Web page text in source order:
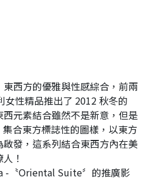
西方的優雅與性感綜合，前兩
女性精品推出了 2012 秋冬的
西元素結合雖然不是新意，但是
合東方標誌性的圖樣，以東方
發，這系列結合東西方內在美
！
-〝Oriental Suite〞的推廣影